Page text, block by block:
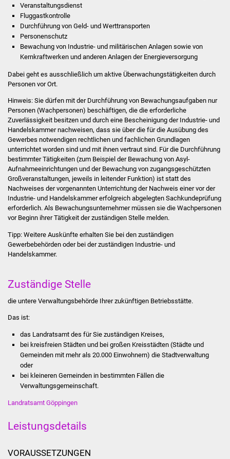
FNP / Bebauungspläne
Stadtinfo
Jubiläumsjahr 2021
Partnerstädte
Projekte
Schulentwicklung Bizet
Sanierung Bizethalle
Presse
Was erledige ich wo
Dienstleistungen
Veranstaltungsdienst
Fluggastkontrolle
Durchführung von Geld- und Werttransporten
Personenschutz
Bewachung von Industrie- und militärischen Anlagen sowie von
Kernkraftwerken und anderen Anlagen der Energieversorgung
Dabei geht es ausschließlich um aktive Überwachungstätigkeiten durch
Personen vor Ort.
Hinweis: Sie dürfen mit der Durchführung von Bewachungsaufgaben nur
Personen (Wachpersonen) beschäftigen, die die erforderliche
Zuverlässigkeit besitzen und durch eine Bescheinigung der Industrie- und
Handelskammer nachweisen, dass sie über die für die Ausübung des
Gewerbes notwendigen rechtlichen und fachlichen Grundlagen
unterrichtet worden sind und mit ihnen vertraut sind. Für die Durchführung
bestimmter Tätigkeiten (zum Beispiel der Bewachung von Asyl-
Aufnahmeeinrichtungen und der Bewachung von zugangsgeschützten
Großveranstaltungen, jeweils in leitender Funktion) ist statt des
Nachweises der vorgenannten Unterrichtung der Nachweis einer vor der
Industrie- und Handelskammer erfolgreich abgelegten Sachkundeprüfung
erforderlich. Als Bewachungsunternehmer müssen sie die Wachpersonen
vor Beginn ihrer Tätigkeit der zuständigen Stelle melden.
Tipp:Weitere Auskünfte erhalten Sie bei den zuständigen
Gewerbebehörden oder bei der zuständigen Industrie- und
Handelskammer.
Zuständige Stelle
die untere Verwaltungsbehörde Ihrer zukünftigen Betriebsstätte.
Das ist:
das Landratsamt des für Sie zuständigen Kreises,
bei kreisfreien Städten und bei großen Kreisstädten (Städte und
Gemeinden mit mehr als 20.000 Einwohnern) die Stadtverwaltung
oder
bei kleineren Gemeinden in bestimmten Fällen die
Verwaltungsgemeinschaft.
Landratsamt Göppingen
Leistungsdetails
VORAUSSETZUNGEN